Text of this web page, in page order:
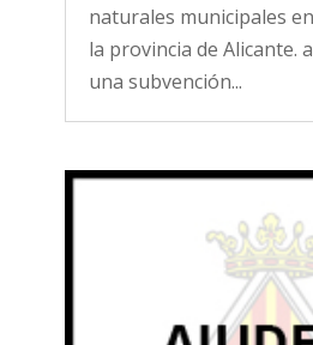
naturales municipales
la provincia de Alicante.
una subvención...